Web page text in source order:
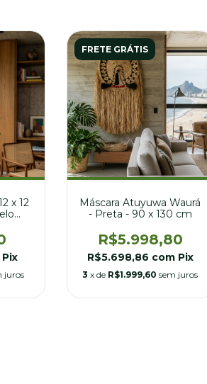
x 12
Pix
juros
FRETE GRÁTIS
Máscara Atuyuwa Waurá
- Preta - 90 x 130 cm
R$5.998,80
R$5.698,86 com Pix
3 x de R$1.999,60 sem juros